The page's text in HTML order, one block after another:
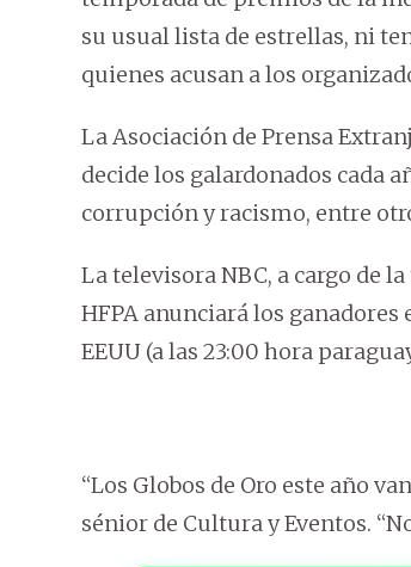
su usual lista de estrellas, ni
quienes acusan a los
La Asociación de Prensa
decide los galardonados cada
corrupción y racismo, entre
La televisora NBC, a cargo de
HFPA anunciará los ganadores
EEUU (a las 23:00 hora
“Los Globos de Oro este año
sénior de Cultura y Eventos.